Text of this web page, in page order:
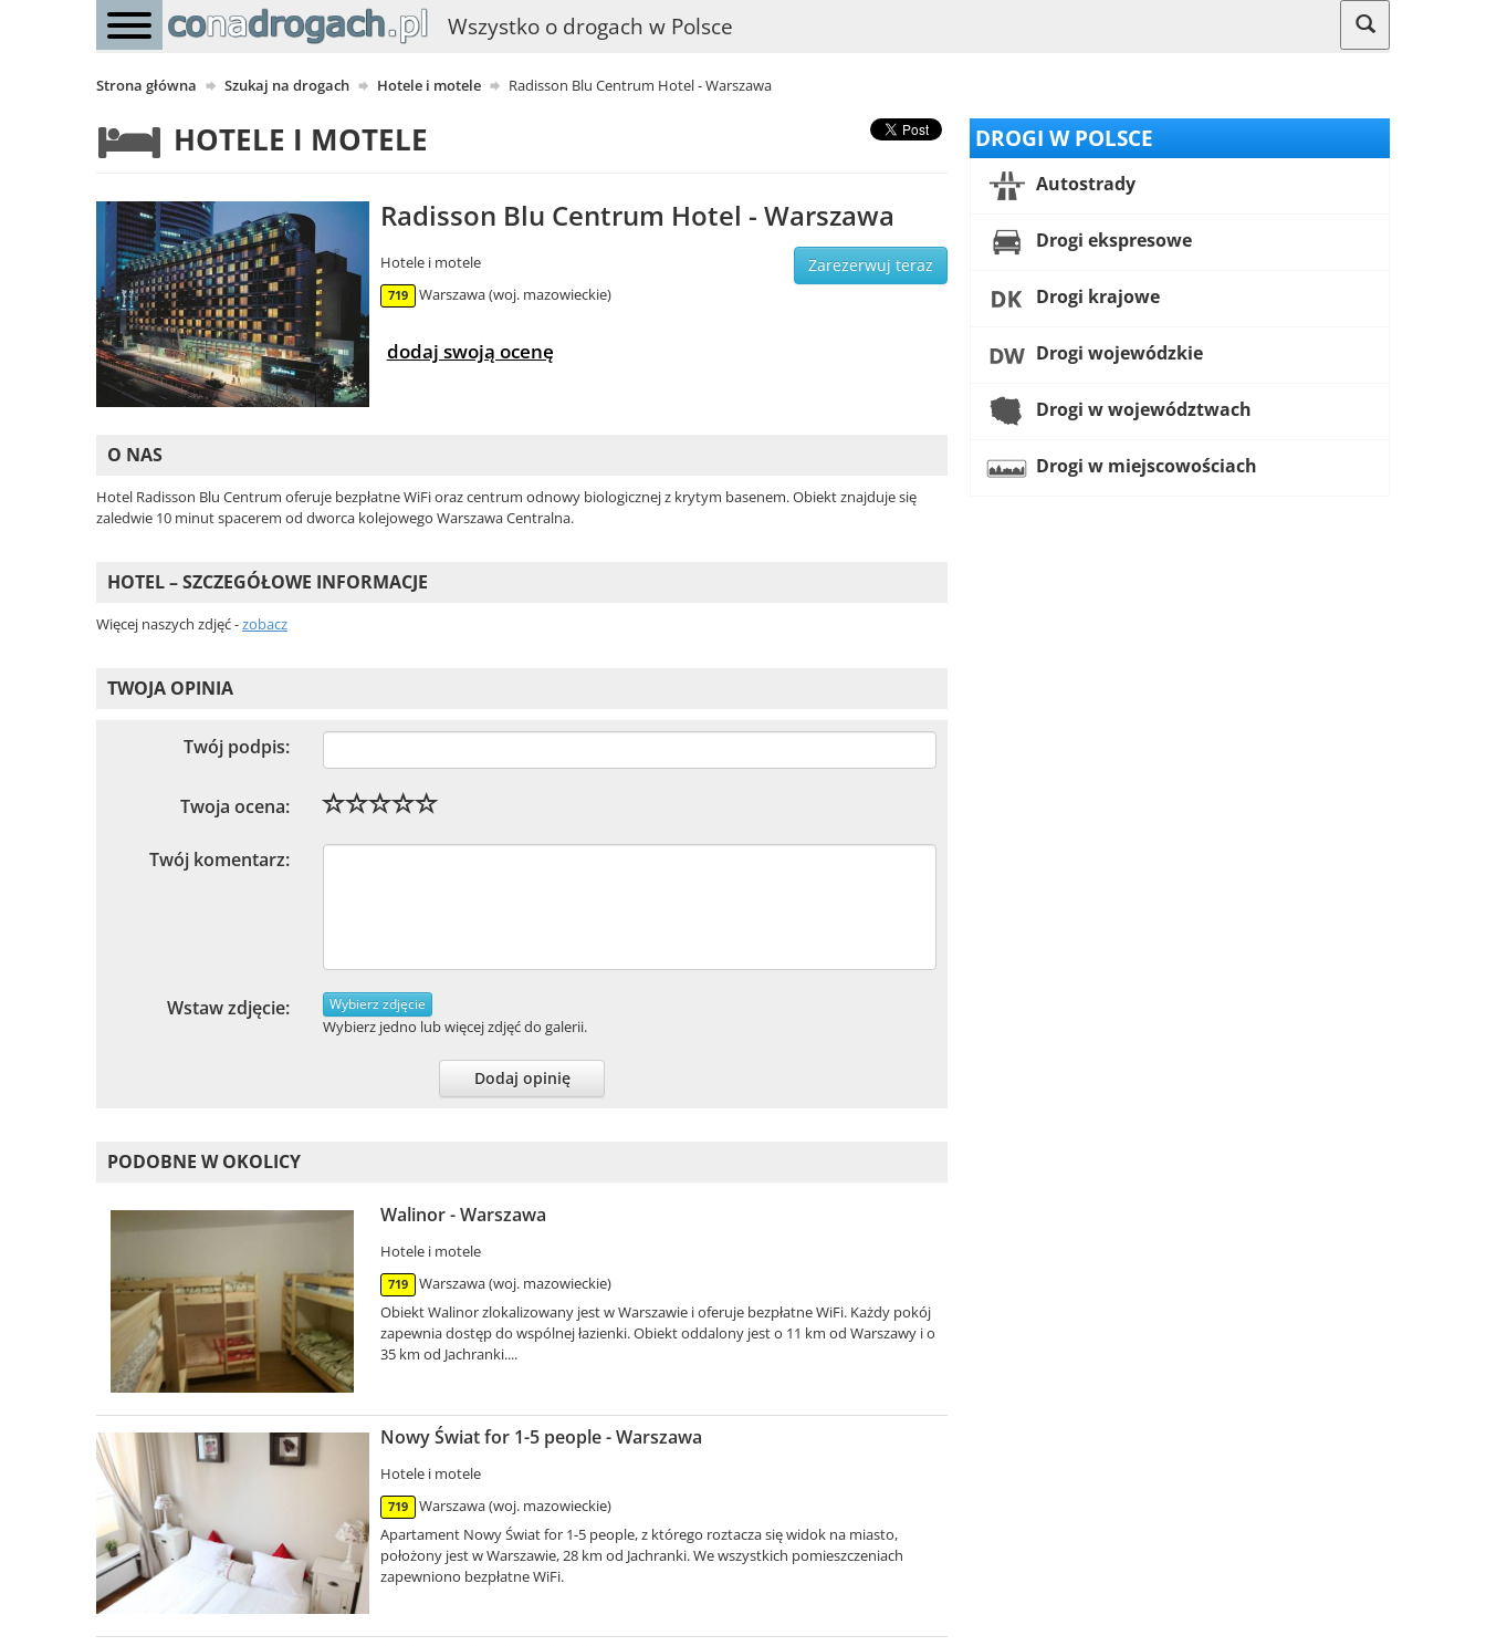
Wszystko o drogach w Polsce
Strona główna Szukaj na drogach Hotele i motele Radisson Blu Centrum Hotel - Warszawa
HOTELE I MOTELE
Radisson Blu Centrum Hotel - Warszawa
Zarezerwuj teraz
Hotele i motele
719 Warszawa (woj. mazowieckie)
dodaj swoją ocenę
O NAS
Hotel Radisson Blu Centrum oferuje bezpłatne WiFi oraz centrum odnowy biologicznej z krytym basenem. Obiekt znajduje się
zaledwie 10 minut spacerem od dworca kolejowego Warszawa Centralna.
HOTEL – SZCZEGÓŁOWE INFORMACJE
Więcej naszych zdjęć -zobacz
TWOJA OPINIA
Twój podpis:
Twoja ocena:
Twój komentarz:
Wstaw zdjęcie: Wybierz zdjęcie
Wybierz jedno lub więcej zdjęć do galerii.
Dodaj opinię
PODOBNE W OKOLICY
Walinor - Warszawa
Hotele i motele
719
Warszawa (woj. mazowieckie)
Obiekt Walinor zlokalizowany jest w Warszawie i oferuje bezpłatne WiFi. Każdy pokój
zapewnia dostęp do wspólnej łazienki. Obiekt oddalony jest o 11 km od Warszawy i o
35 km od Jachranki....
Nowy Świat for 1-5 people - Warszawa
Hotele i motele
719
Warszawa (woj. mazowieckie)
Apartament Nowy Świat for 1-5 people, z którego roztacza się widok na miasto,
położony jest w Warszawie, 28 km od Jachranki. We wszystkich pomieszczeniach
zapewniono bezpłatne WiFi.
DROGI W POLSCE
Autostrady
Drogi ekspresowe
Drogi krajowe
Drogi wojewódzkie
Drogi w województwach
Drogi w miejscowościach